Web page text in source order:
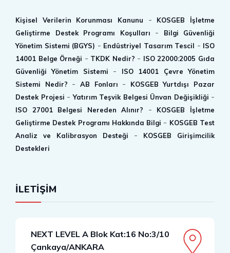
Kişisel Verilerin Korunması Kanunu -
KOSGEB İşletme
Geliştirme Destek Programı Koşulları
-
Bilgi Güvenliği
Yönetim Sistemi (BGYS) - Endüstriyel Tasarım Tescil - ISO
14001 Belge Örneği - TKDK Nedir? - ISO 22000:2005 Gıda
Güvenliği Yönetim Sistemi
-
ISO 14001 Çevre Yönetim
Sistemi Nedir?
- AB Fonları -
KOSGEB Yurtdışı Pazar
Destek Projesi -Yatırım Teşvik Belgesi Ünvan Değişikliği -
ISO 27001 Belgesi Nereden Alınır? -
KOSGEB İşletme
Geliştirme Destek Programı Hakkında Bilgi - KOSGEB Test
Analiz ve Kalibrasyon Desteği
-
KOSGEB Girişimcilik
Destekleri
İLETİŞİM
NEXT LEVEL A Blok Kat:16 No:3/10
Çankaya/ANKARA